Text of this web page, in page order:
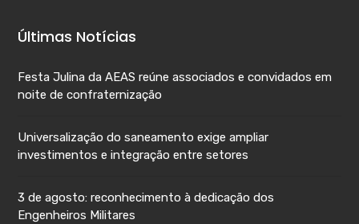
Últimas Notícias
Festa Julina da AEAS reúne associados e convidados em
noite de confraternização
Universalização do saneamento exige ampliar
investimentos e integração entre setores
3 de agosto: reconhecimento à dedicação dos
Engenheiros Militares